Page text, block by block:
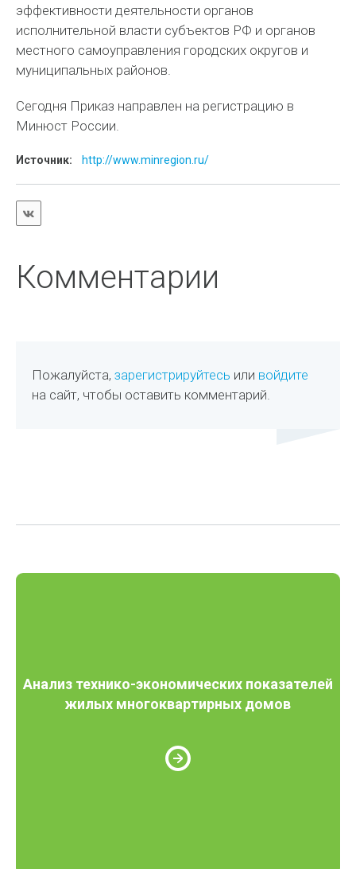
эффективности деятельности органов
исполнительной власти субъектов РФ и органов
местного самоуправления городских округов и
муниципальных районов.
Сегодня Приказ направлен на регистрацию в
Минюст России.
Источник: http://www.minregion.ru/
Комментарии
Пожалуйста,зарегистрируйтесь или войдите
на сайт, чтобы оставить комментарий.
Анализ технико-экономических показателей
жилых многоквартирных домов